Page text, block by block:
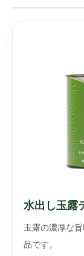
水出し玉露
玉露の濃厚な
品です。